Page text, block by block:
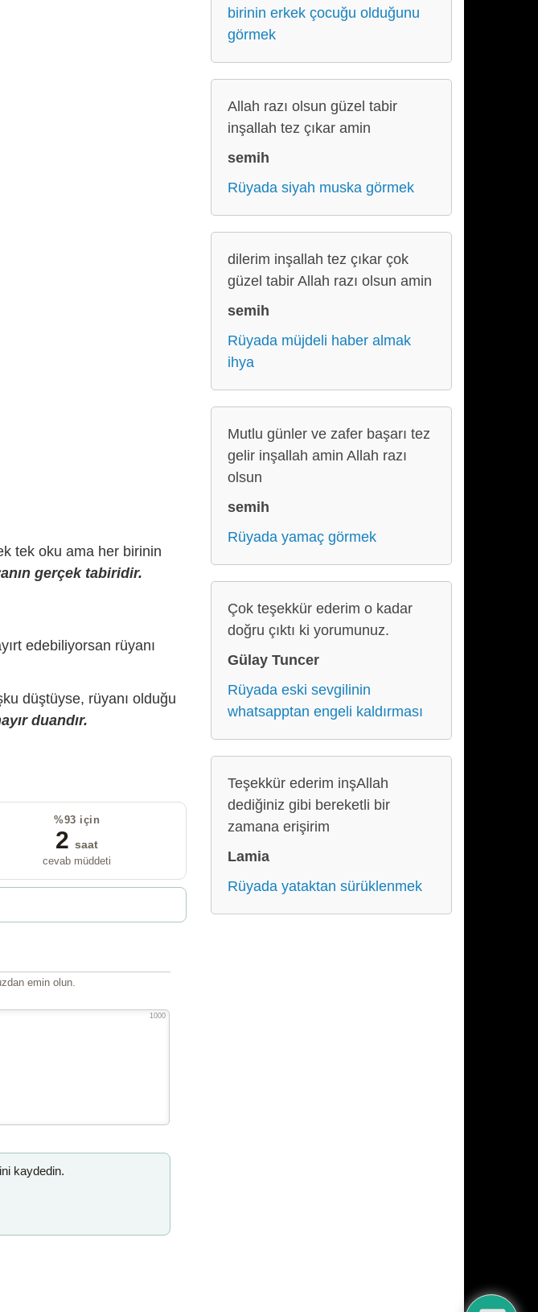
tek oku ama her birinin
gerçek tabiridir.
edebiliyorsan rüyanı
düştüyse, rüyanı olduğu
duandır.
%93 için
2 saat
cevab müddeti
emin olun.
1000
kaydedin.
birinin erkek çocuğu olduğunu
görmek
Allah razı olsun güzel tabir
inşallah tez çıkar amin
semih
Rüyada siyah muska görmek
dilerim inşallah tez çıkar çok
güzel tabir Allah razı olsun amin
semih
Rüyada müjdeli haber almak
ihya
Mutlu günler ve zafer başarı tez
gelir inşallah amin Allah razı
olsun
semih
Rüyada yamaç görmek
Çok teşekkür ederim o kadar
doğru çıktı ki yorumunuz.
Gülay Tuncer
Rüyada eski sevgilinin
whatsapptan engeli kaldırması
Teşekkür ederim inşAllah
dediğiniz gibi bereketli bir
zamana erişirim
Lamia
Rüyada yataktan sürüklenmek